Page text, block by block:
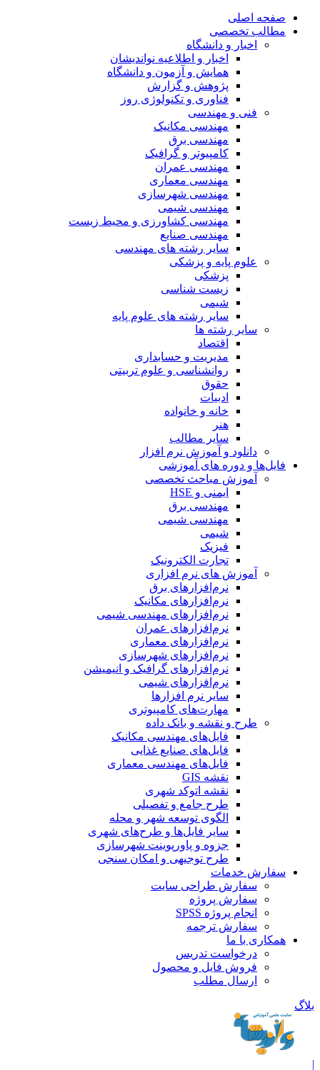
صفحه اصلی
مطالب تخصصی
اخبار و دانشگاه
اخبار و اطلاعیه نواندیشان
همایش و آزمون و دانشگاه
پژوهش و گزارش
فناوری و تکنولوژی روز
فنی و مهندسی
مهندسی مکانیک
مهندسی برق
کامپیوتر و گرافیک
مهندسی عمران
مهندسی معماری
مهندسی شهرسازی
مهندسی شیمی
مهندسی کشاورزی و محیط زیست
مهندسی صنایع
سایر رشته های مهندسی
علوم پایه و پزشکی
پزشکی
زیست شناسی
شیمی
سایر رشته های علوم پایه
سایر رشته ها
اقتصاد
مدیریت و حسابداری
روانشناسی و علوم تربیتی
حقوق
ادبیات
خانه و خانواده
هنر
سایر مطالب
دانلود و آموزش نرم افزار
فایل‌ها و دوره های آموزشی
آموزش مباحث تخصصی
ایمنی و HSE
مهندسی برق
مهندسی شیمی
شیمی
فیزیک
تجارت الکترونیک
آموزش های نرم افزاری
نرم‌افزارهای برق
نرم‌افزارهای مکانیک
نرم‌افزارهای مهندسی شیمی
نرم‌افزارهای عمران
نرم‌افزارهای معماری
نرم‌افزارهای شهرسازی
نرم‌افزارهای گرافیک و انیمیشن
نرم‌افزارهای شیمی
سایر نرم افزارها
مهارت‌های کامپیوتری
طرح و نقشه و بانک داده
فایل‌های مهندسی مکانیک
فایل‌های صنایع غذایی
فایل‌های مهندسی معماری
نقشه GIS
نقشه اتوکد شهری
طرح جامع و تفصیلی
الگوی توسعه شهر و محله
سایر فایل‌ها و طرح‌های شهری
جزوه و پاورپوینت شهرسازی
طرح توجیهی و امکان سنجی
سفارش خدمات
سفارش طراحی سایت
سفارش پروژه
انجام پروژه SPSS
سفارش ترجمه
همکاری با ما
درخواست تدریس
فروش فایل و محصول
ارسال مطلب